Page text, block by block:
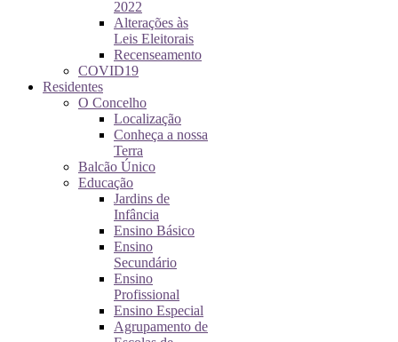
2022
Alterações às
Leis Eleitorais
Recenseamento
COVID19
Residentes
O Concelho
Localização
Conheça a nossa
Terra
Balcão Único
Educação
Jardins de
Infância
Ensino Básico
Ensino
Secundário
Ensino
Profissional
Ensino Especial
Agrupamento de